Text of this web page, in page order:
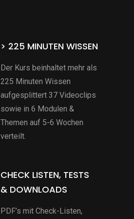
> 225 MINUTEN WISSEN
Der Kurs beinhaltet mehr als
225 Minuten Wissen
aufgesplittert 37 Videoclips
sowie in 6 Modulen &
Themen auf 5-6 Wochen
verteilt.
CHECK LISTEN, TESTS
& DOWNLOADS
PDF’s mit Check-Listen,